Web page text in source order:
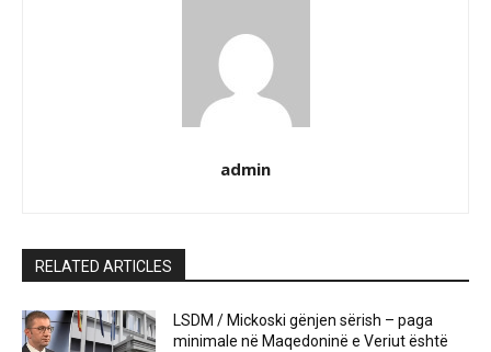
admin
RELATED ARTICLES
LSDM / Mickoski gënjen sërish – paga
minimale në Maqedoninë e Veriut është